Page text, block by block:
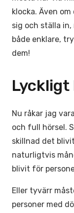
klocka. Även
sig och ställa
både enklare,
dem!
Nu råkar jag
och full hörsel.
skillnad det
naturligtvis
blivit för
Eller tyvärr
personer med